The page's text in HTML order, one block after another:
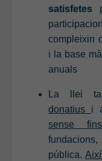
satisfetes
compleixin
i la base
anuals
La llei
donatius i
sense
fundacions,
pública.